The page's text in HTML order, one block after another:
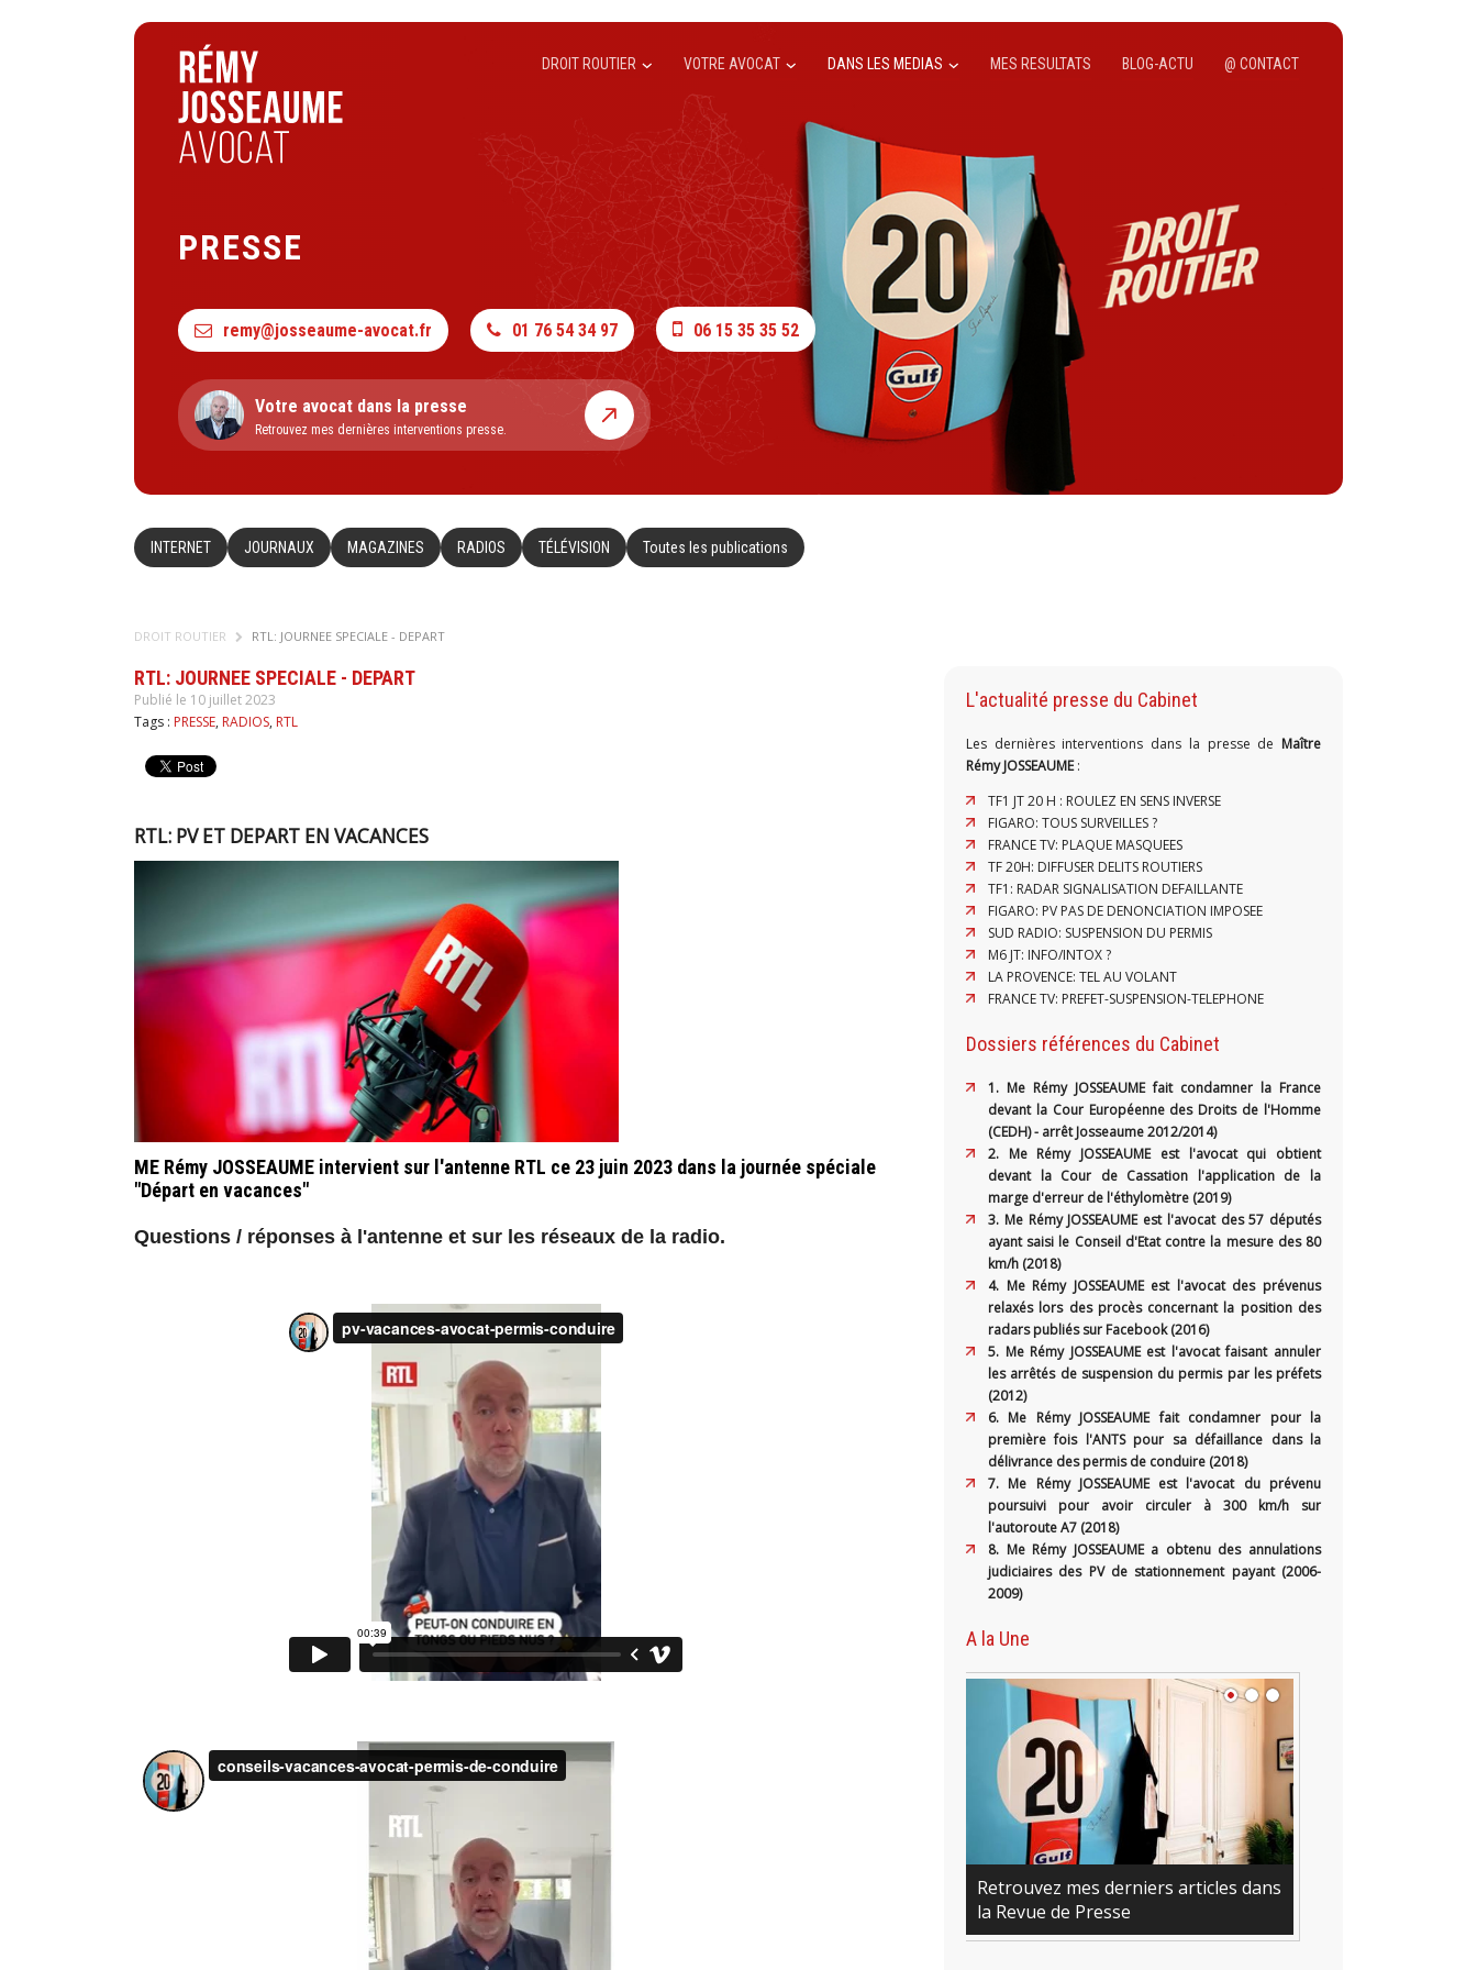
DROIT ROUTIER VOTRE AVOCAT DANS LES MEDIAS MES RESULTATS BLOG-ACTU @ CONTACT
PRESSE
remy@josseaume-avocat.fr 01 76 54 34 97 06 15 35 35 52
Votre avocat dans la presse
Retrouvez mes dernières interventions presse.
INTERNET JOURNAUX MAGAZINES RADIOS TÉLÉVISION Toutes les publications
DROIT ROUTIER RTL: JOURNEE SPECIALE - DEPART
RTL: JOURNEE SPECIALE - DEPART
Publié le 10 juillet 2023
Tags : PRESSE, RADIOS, RTL
RTL: PV ET DEPART EN VACANCES
ME Rémy JOSSEAUME intervient sur l'antenne RTL ce 23 juin 2023 dans la journée spéciale
"Départ en vacances"
Questions / réponses à l'antenne et sur les réseaux de la radio.
L'actualité presse du Cabinet
Les dernières interventions dans la presse de Maître
Rémy JOSSEAUME:
TF1 JT 20 H : ROULEZ EN SENS INVERSE
FIGARO: TOUS SURVEILLES ?
FRANCE TV: PLAQUE MASQUEES
TF 20H: DIFFUSER DELITS ROUTIERS
TF1: RADAR SIGNALISATION DEFAILLANTE
FIGARO: PV PAS DE DENONCIATION IMPOSEE
SUD RADIO: SUSPENSION DU PERMIS
M6 JT: INFO/INTOX ?
LA PROVENCE: TEL AU VOLANT
FRANCE TV: PREFET-SUSPENSION-TELEPHONE
Dossiers références du Cabinet
1. Me Rémy JOSSEAUME fait condamner la France
devant la Cour Européenne des Droits de l'Homme
(CEDH) - arrêt Josseaume 2012/2014)
2. Me Rémy JOSSEAUME est l'avocat qui obtient
devant la Cour de Cassation l'application de la
marge d'erreur de l'éthylomètre (2019)
3. Me Rémy JOSSEAUME est l'avocat des 57 députés
ayant saisi le Conseil d'Etat contre la mesure des 80
km/h (2018)
4. Me Rémy JOSSEAUME est l'avocat des prévenus
relaxés lors des procès concernant la position des
radars publiés sur Facebook (2016)
5. Me Rémy JOSSEAUME est l'avocat faisant annuler
les arrêtés de suspension du permis par les préfets
(2012)
6. Me Rémy JOSSEAUME fait condamner pour la
première fois l'ANTS pour sa défaillance dans la
délivrance des permis de conduire (2018)
7. Me Rémy JOSSEAUME est l'avocat du prévenu
poursuivi pour avoir circuler à 300 km/h sur
l'autoroute A7 (2018)
8. Me Rémy JOSSEAUME a obtenu des annulations
judiciaires des PV de stationnement payant (2006-
2009)
A la Une